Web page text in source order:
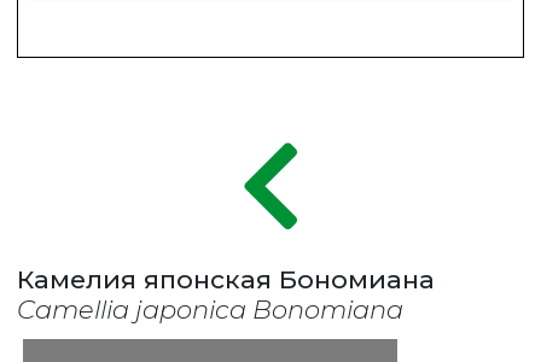
Камелия японская Бономиана
Camellia japonica Bonomiana